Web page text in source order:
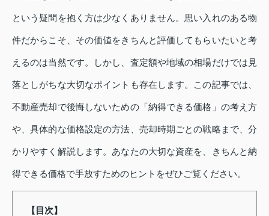
という疑問を抱く方は少なくありません。思い入れのある物
件だからこそ、その価値をきちんと評価してもらいたいと考
えるのは当然です。しかし、査定額や地域の相場だけでは見
落としがちな大切なポイントも存在します。この記事では、
不動産売却で後悔しないための「納得できる価格」の考え方
や、具体的な価格設定の方法、売却時期ごとの戦略まで、分
かりやすく解説します。あなたの大切な資産を、きちんと納
得できる価格で手放すためのヒントをぜひご覧ください。
【目次】